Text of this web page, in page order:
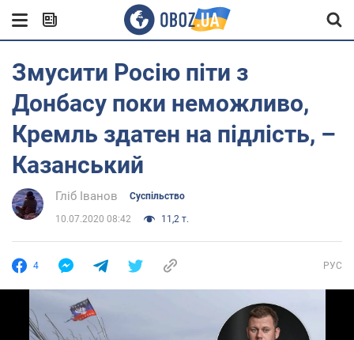
Змусити Росію піти з
Донбасу поки неможливо,
Кремль здатен на підлість, –
Казанський
Гліб Іванов Суспільство
10.07.2020 08:42 11,2 т.
4 РУС